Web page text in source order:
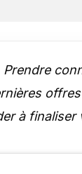
Prendre
à finaliser